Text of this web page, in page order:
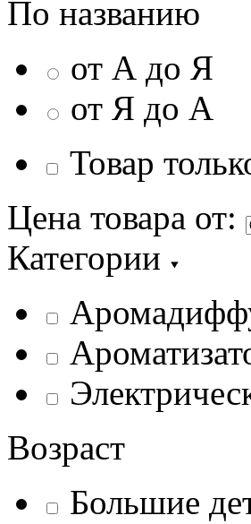
По названию
от А до Я
от Я до А
Товар
Цена товара от:
Категории
Возраст
Большие